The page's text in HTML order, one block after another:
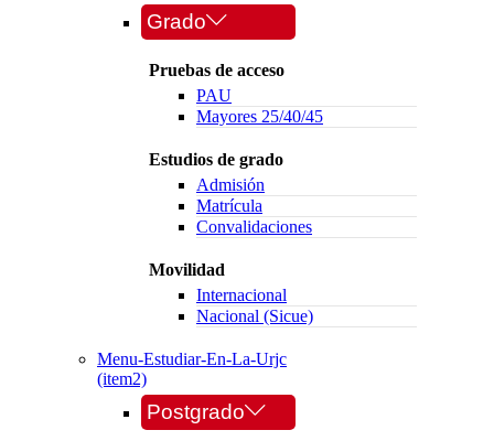
Grado
Pruebas de acceso
PAU
Mayores 25/40/45
Estudios de grado
Admisión
Matrícula
Convalidaciones
Movilidad
Internacional
Nacional (Sicue)
Menu-Estudiar-En-La-Urjc
(item2)
Postgrado